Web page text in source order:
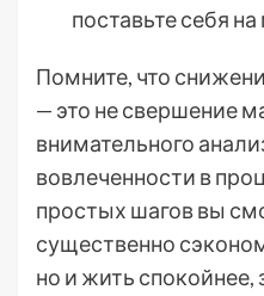
поставьте себя
Помните, что
— это не свершение
внимательного
вовлеченности в
простых шагов вы
существенно
но и жить спокойнее,